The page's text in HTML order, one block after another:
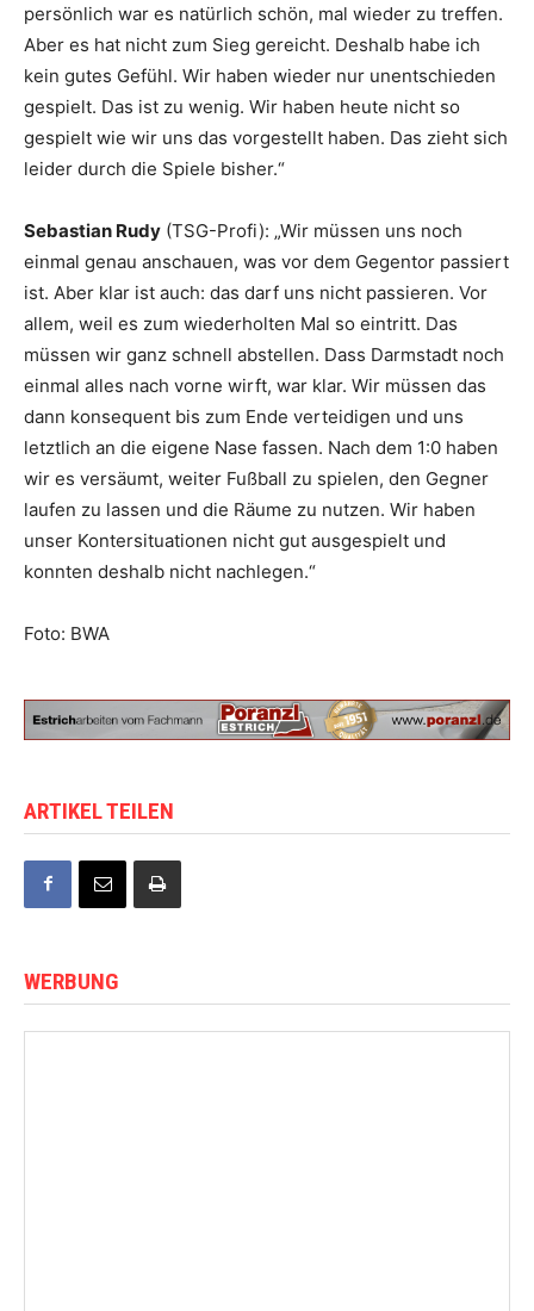
persönlich war es natürlich schön, mal wieder zu treffen.
Aber es hat nicht zum Sieg gereicht. Deshalb habe ich
kein gutes Gefühl. Wir haben wieder nur unentschieden
gespielt. Das ist zu wenig. Wir haben heute nicht so
gespielt wie wir uns das vorgestellt haben. Das zieht sich
leider durch die Spiele bisher.“
Sebastian Rudy (TSG-Profi): „Wir müssen uns noch
einmal genau anschauen, was vor dem Gegentor passiert
ist. Aber klar ist auch: das darf uns nicht passieren. Vor
allem, weil es zum wiederholten Mal so eintritt. Das
müssen wir ganz schnell abstellen. Dass Darmstadt noch
einmal alles nach vorne wirft, war klar. Wir müssen das
dann konsequent bis zum Ende verteidigen und uns
letztlich an die eigene Nase fassen. Nach dem 1:0 haben
wir es versäumt, weiter Fußball zu spielen, den Gegner
laufen zu lassen und die Räume zu nutzen. Wir haben
unser Kontersituationen nicht gut ausgespielt und
konnten deshalb nicht nachlegen.“
Foto: BWA
ARTIKEL TEILEN
WERBUNG